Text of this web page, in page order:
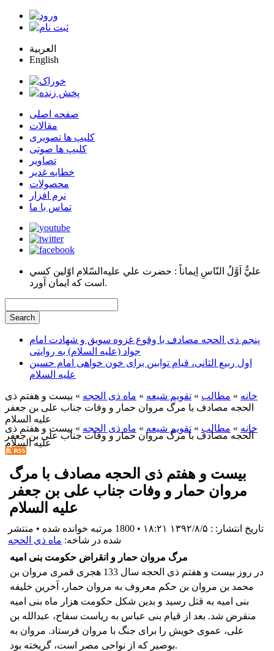
العربية
English
صفحه اصلی
مقالات
کلیپ ها تصویری
کلیپ ها صوتی
تصاویر
خطابه غدیر
محصولات
نرم افزار
تماس با ما
عليٌّ اَوَّلُ النّاسِ اِيماناً : حضرت علي عليه‌السّلام اوّلين كسي
است كه ايمان آورد.
پنجم ذی الحجه مصادف با وقوع غزوه سویق و شهادت امام
جواد (علیه السلام) به روایتی
اول ربیع الثانی، قیام توابین برای خون خواهی امام حسین
علیه السلام
خانه » مطالب » تقویم شیعه » ماه ذی الحجه » بیست و هفتم ذی
الحجه مصادف با مرگ مروان حمار و وفات جناب علی بن جعفر
علیه السلام
خانه » مطالب » تقویم شیعه » ماه ذی الحجه » بیست و هفتم ذی
الحجه مصادف با مرگ مروان حمار و وفات جناب علی بن جعفر
علیه السلام
بیست و هفتم ذی الحجه مصادف با مرگ
مروان حمار و وفات جناب علی بن جعفر
علیه السلام
تاریخ انتشار: : ۱۳۹۲/۸/۵ ۱۸:۲۱ • 1800 مرتبه خوانده شده • منتشر
شده در شاخه: ماه ذی الحجه
مرگ مروان حمار و انقراض حکومت بنی امیه
در روز بیست و هفتم ذی الحجه سال 133 هجری قمری مروان بن
محمد بن مروان بن حکم معروف به مروان حمار، آخرین خلیفه
بنی امیه به قتل رسید و بدین شکل حکومت هزار ماه بنی امیه
منقرض شد. بعد از قیام بنی عباس به ریاست سفاح، عبدالله بن
علی، عموی خویش را برای جنگ با مروان فرستاد. مروان به
بوصیر که از نواحی مصر است، گریخته بود.